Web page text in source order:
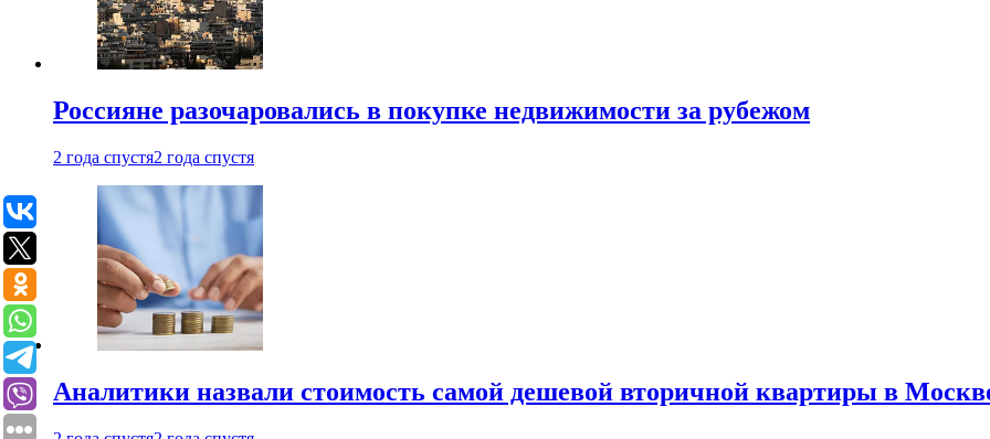
Россияне разочаровались в покупке недвижимости за рубежом
2 года спустя2 года спустя
Аналитики назвали стоимость самой дешевой вторичной квартиры в